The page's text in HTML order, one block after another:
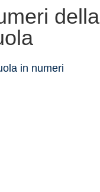
della
in numeri